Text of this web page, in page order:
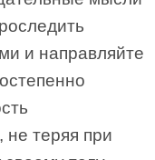
и направляйте
не теряя при